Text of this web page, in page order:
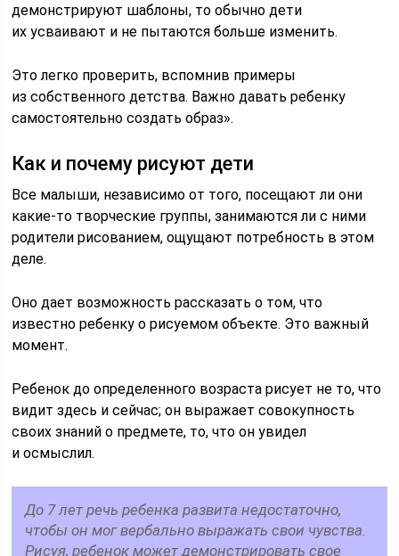
демонстрируют шаблоны, то обычно дети
их усваивают и не пытаются больше изменить.
Это легко проверить, вспомнив примеры
из собственного детства. Важно давать ребенку
самостоятельно создать образ».
Как и почему рисуют дети
Все малыши, независимо от того, посещают ли они
какие-то творческие группы, занимаются ли с ними
родители рисованием, ощущают потребность в этом
деле.
Оно дает возможность рассказать о том, что
известно ребенку о рисуемом объекте. Это важный
момент.
Ребенок до определенного возраста рисует не то, что
видит здесь и сейчас; он выражает совокупность
своих знаний о предмете, то, что он увидел
и осмыслил.
До 7 лет речь ребенка развита недостаточно,
чтобы он мог вербально выражать свои чувства.
Рисуя, ребенок может демонстрировать свое